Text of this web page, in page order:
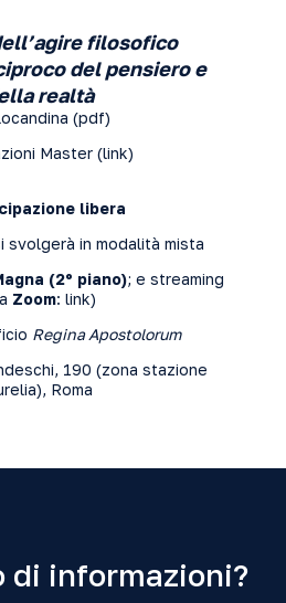
filosofico
del pensiero e
realtà
(pdf)
Master (link)
libera
svolgerà in modalità mista
(2º piano); e streaming
Zoom: link)
Regina Apostolorum
190 (zona stazione
Roma
di informazioni?